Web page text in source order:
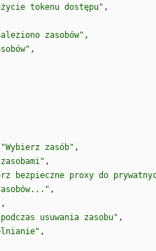
tokenu dostępu" ,
zasobów" ,
,
"Wybierz zasób" ,
,
bezpieczne proxy do
,
,
usuwania zasobu" ,
,